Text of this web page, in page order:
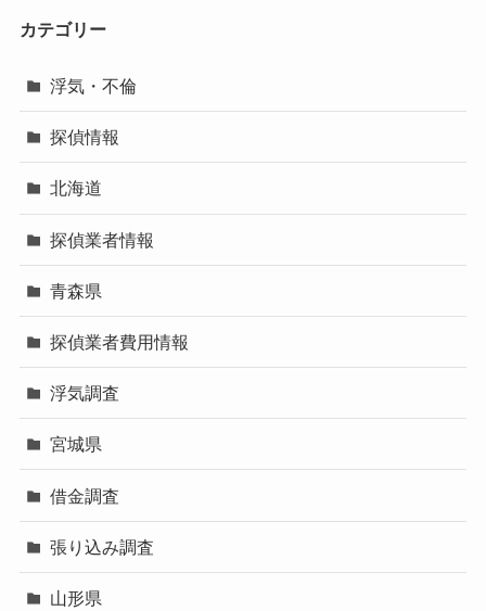
カテゴリー
浮気・不倫
探偵情報
北海道
探偵業者情報
青森県
探偵業者費用情報
浮気調査
宮城県
借金調査
張り込み調査
山形県